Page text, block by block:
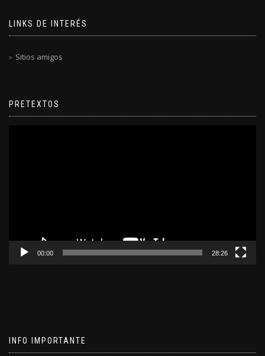
LINKS DE INTERÉS
Sitios amigos
PRETEXTOS
00:00 28:26
INFO IMPORTANTE